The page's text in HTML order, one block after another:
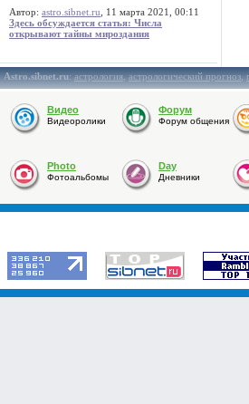
Автор: astro.sibnet.ru , 11 марта 2021, 00:11
Здесь обсуждается статья: Числа
открывают тайны мироздания
Astro.sibnet.ru:астрология,астрологический прогноз,
Видео
Видеоролики
Форум
Форум общения
Photo
Фотоальбомы
Day
Дневники